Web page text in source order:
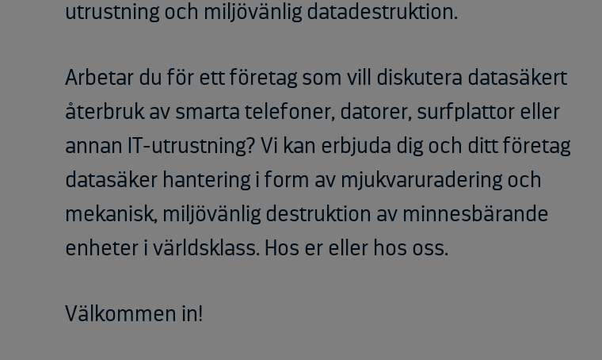
utrustning och miljövänlig datadestruktion.
Arbetar du för ett företag som vill diskutera datasäkert
återbruk av smarta telefoner, datorer, surfplattor eller
annan IT-utrustning? Vi kan erbjuda dig och ditt företag
datasäker hantering i form av mjukvaruradering och
mekanisk, miljövänlig destruktion av minnesbärande
enheter i världsklass. Hos er eller hos oss.
Välkommen in!